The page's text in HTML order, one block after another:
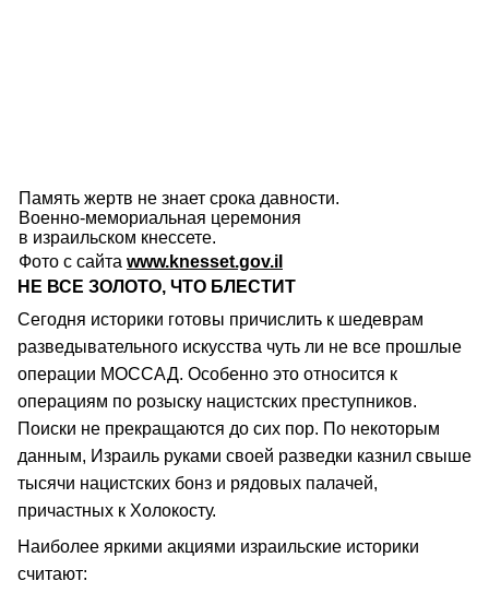
Память жертв не знает срока давности.
Военно-мемориальная церемония
в израильском кнессете.
Фото с сайта www.knesset.gov.il
НЕ ВСЕ ЗОЛОТО, ЧТО БЛЕСТИТ
Сегодня историки готовы причислить к шедеврам
разведывательного искусства чуть ли не все прошлые
операции МОССАД. Особенно это относится к
операциям по розыску нацистских преступников.
Поиски не прекращаются до сих пор. По некоторым
данным, Израиль руками своей разведки казнил свыше
тысячи нацистских бонз и рядовых палачей,
причастных к Холокосту.
Наиболее яркими акциями израильские историки
считают: